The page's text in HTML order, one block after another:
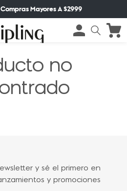
Mayores A $2999
no
y sé el primero en
y promociones